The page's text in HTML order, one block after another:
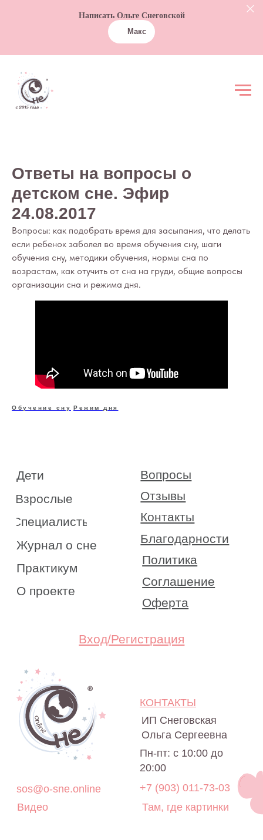
Написать Ольге Снеговской
Макс
Ответы на вопросы о
детском сне. Эфир
24.08.2017
Вопросы: как подобрать время для засыпания, что делать
если ребенок заболел во время обучения сну, шаги
обучения сну, методики обучения, нормы сна по
возрастам, как отучить от сна на груди, общие вопросы
организации сна и режима дня.
Обучение сну Режим дня
Специалисты
Журнал о сне
Практикум
Контакты
ИП Снеговская
Ольга Сергеевна
Пн-пт: с 10:00 до
+7 (903) 011-73-03
sos@o-sne.online
Видео Там, где картинки
Все права на материалы портала o-sne.online
портала o-sne.online возможно только
с письменного разрешения автора
и с обязательным указанием гиперссылки
на источник o-sne.online.
Материалы, представленные на этом сайте, носят
исключительно информационно-образовательный
характер и не применимы к детям, имеющим
проблемы с развитием или здоровьем. А также
не могут рассматриваться как медицинские
рекомендации по диагностике и лечению. Все
публикации, видео, советы и консультации
не являются медицинскими, не могут отменить или
заменить назначений врача и применимы к детям,
здоровыми.
Портал o-sne.online не несёт ответственности
за неверное толкование, ошибочное или